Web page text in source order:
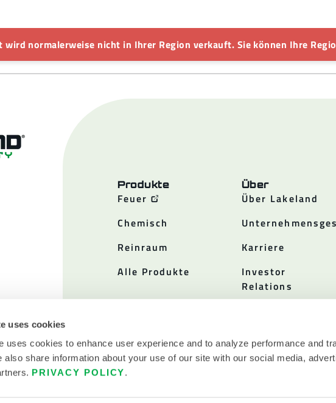
uses cookies
uses cookies to enhance user experience and to analyze performance and
also share information about your use of our site with our social media,
PRIVACY POLICY.
wird normalerweise nicht in Ihrer Region verkauft. Sie können Ihre
Produkte
Feuer
Chemisch
Reinraum
Alle Produkte
Über
Über Lakeland
Karriere
Investor
Relations
VORBEHALTEN.